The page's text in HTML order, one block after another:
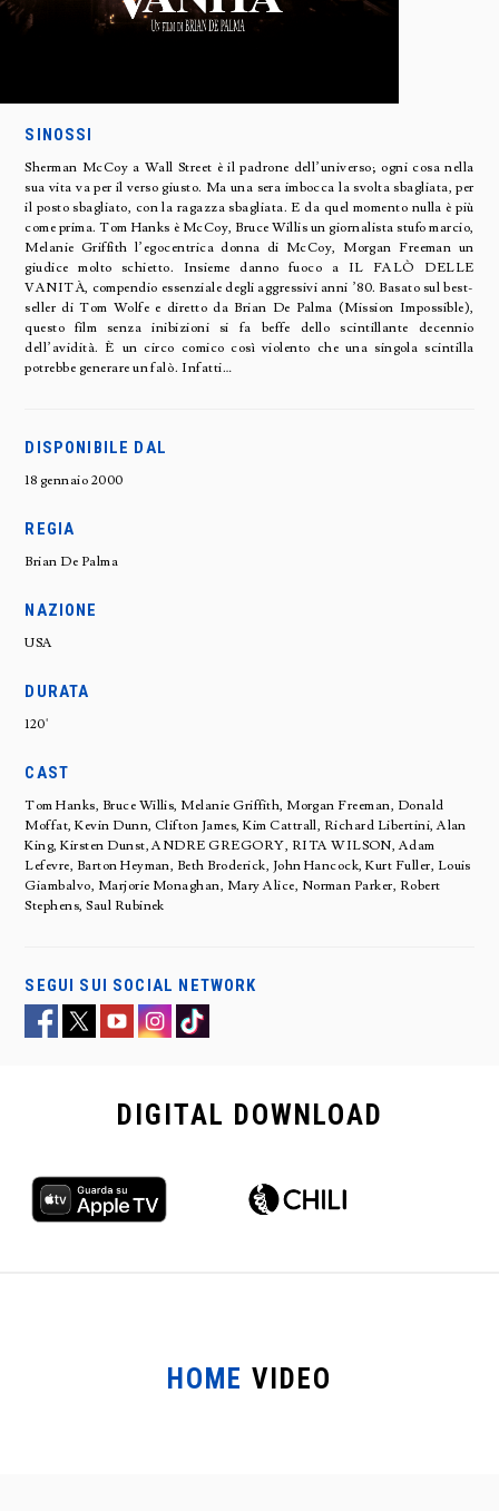
SINOSSI
Sherman McCoy a Wall Street è il padrone dell’universo; ogni cosa nella
sua vita va per il verso giusto. Ma una sera imbocca la svolta sbagliata, per
il posto sbagliato, con la ragazza sbagliata. E da quel momento nulla è più
come prima. Tom Hanks è McCoy, Bruce Willis un giornalista stufo marcio,
Melanie Griffith l’egocentrica donna di McCoy, Morgan Freeman un
giudice molto schietto. Insieme danno fuoco a IL FALÒ DELLE
VANITÀ, compendio essenziale degli aggressivi anni ’80. Basato sul best-
seller di Tom Wolfe e diretto da Brian De Palma (Mission Impossible),
questo film senza inibizioni si fa beffe dello scintillante decennio
dell’avidità. È un circo comico così violento che una singola scintilla
potrebbe generare un falò. Infatti…
DISPONIBILE DAL
18 gennaio 2000
REGIA
Brian De Palma
NAZIONE
USA
DURATA
120'
CAST
Tom Hanks, Bruce Willis, Melanie Griffith, Morgan Freeman, Donald
Moffat, Kevin Dunn, Clifton James, Kim Cattrall, Richard Libertini, Alan
King, Kirsten Dunst, ANDRE GREGORY, RITA WILSON, Adam
Lefevre, Barton Heyman, Beth Broderick, John Hancock, Kurt Fuller, Louis
Giambalvo, Marjorie Monaghan, Mary Alice, Norman Parker, Robert
Stephens, Saul Rubinek
SEGUI SUI SOCIAL NETWORK
DIGITAL DOWNLOAD
HOME VIDEO